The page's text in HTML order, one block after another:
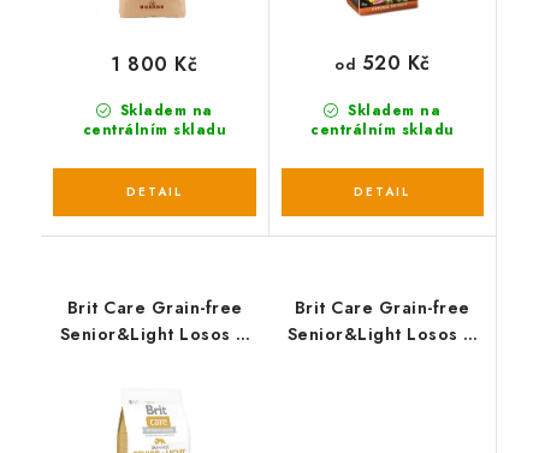
Skladem na
centrálním skladu
1 800 Kč
Skladem na
centrálním skladu
od 520 Kč
Brit Care Grain-free
Senior&Light Losos &
Brit Care Grain-free
Senior&Light Losos &